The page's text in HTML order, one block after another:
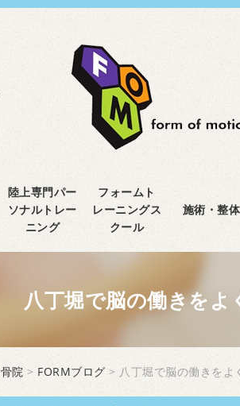
陸上専門パー
ソナルトレー
ニング
フォームト
レーニングス
クール
施術・整体
八丁堀で脳の働きをよ
院 > FORMブログ > 八丁堀で脳の働きをよ